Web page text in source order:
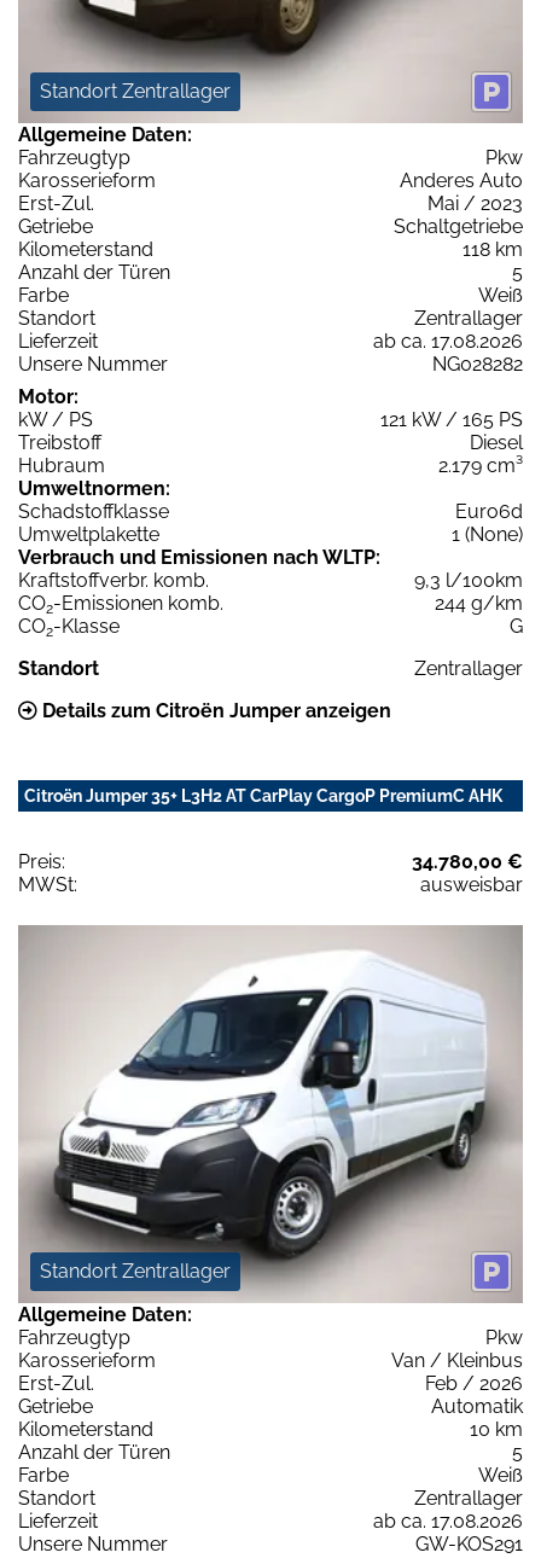
Standort Zentrallager
Allgemeine Daten:
Fahrzeugtyp
Pkw
Karosserieform
Anderes Auto
Erst-Zul.
Mai / 2023
Getriebe
Schaltgetriebe
Kilometerstand
118 km
Anzahl der Türen
5
Farbe
Weiß
Standort
Zentrallager
Lieferzeit
ab ca. 17.08.2026
Unsere Nummer
NG028282
Motor:
kW / PS
121 kW / 165 PS
Treibstoff
Diesel
Hubraum
2.179 cm³
Umweltnormen:
Schadstoffklasse
Euro6d
Umweltplakette
1 (None)
Verbrauch und Emissionen nach WLTP:
Kraftstoffverbr. komb.
9,3 l/100km
CO2-Emissionen komb.
244 g/km
CO2-Klasse
G
Standort
Zentrallager
Details zum Citroën Jumper anzeigen
Citroën Jumper 35+ L3H2 AT CarPlay CargoP PremiumC AHK
Preis:
34.780,00 €
MWSt:
ausweisbar
Standort Zentrallager
Allgemeine Daten:
Fahrzeugtyp
Pkw
Karosserieform
Van / Kleinbus
Erst-Zul.
Feb / 2026
Getriebe
Automatik
Kilometerstand
10 km
Anzahl der Türen
5
Farbe
Weiß
Standort
Zentrallager
Lieferzeit
ab ca. 17.08.2026
Unsere Nummer
GW-KOS291